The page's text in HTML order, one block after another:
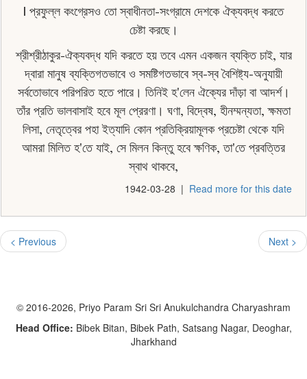
| প্রফুল্ল কংগ্রেসও তাে স্বাধীনতা-সংগ্রামে দেশকে ঐক্যবদ্ধ করতে
চেষ্টা করছে।
শ্রীশ্রীঠাকুর-ঐক্যবদ্ধ যদি করতে হয় তবে এমন একজন ব্যক্তি চাই, যার
দ্বারা মানুষ ব্যক্তিগতভাবে ও সমষ্টিগতভাবে স্ব-স্ব বৈশিষ্ট্য-অনুযায়ী
সর্বতােভাবে পরিপরিত হতে পারে। তিনিই হ'লেন ঐক্যের দাঁড়া বা আদর্শ।
তাঁর প্রতি ভালবাসাই হবে মূল প্রেরণা। ঘণা, বিদ্বেষ, হীনম্মন্যতা, ক্ষমতা
লিসা, নেতৃত্বের পহা ইত্যাদি কোন প্রতিক্রিয়ামূলক প্রচেষ্টা থেকে যদি
আমরা মিলিত হ'তে যাই, সে মিলন কিন্তু হবে ক্ষণিক, তা'তে প্রবত্তির
স্বাথ থাকবে,
1942-03-28 | Read more for this date
< Previous Next >
© 2016-2026, Priyo Param Sri Sri Anukulchandra Charyashram
Head Office: Bibek Bitan, Bibek Path, Satsang Nagar, Deoghar,
Jharkhand